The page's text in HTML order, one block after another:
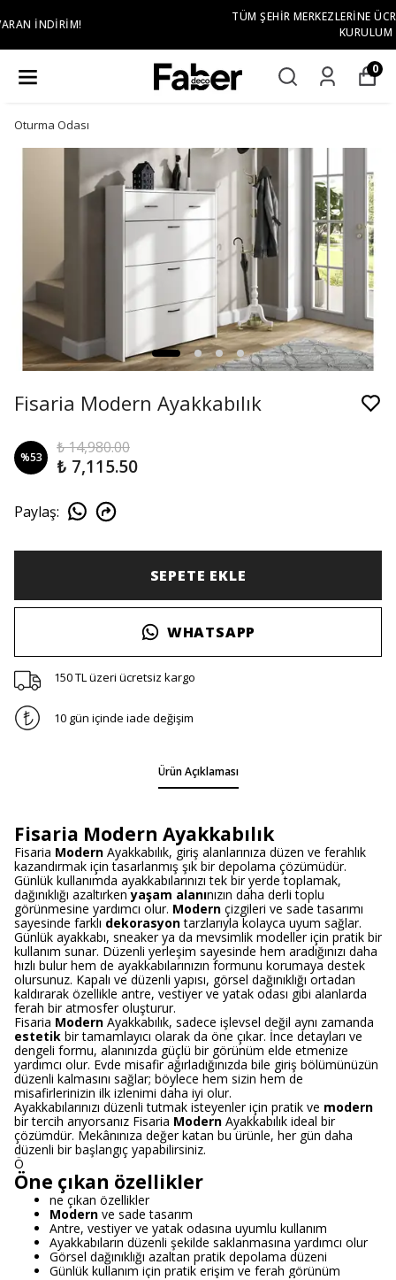
TÜM ŞEHIR MERKEZLERINE ÜCRETSIZ TESLIMAT VE
0
Oturma Odası
Fisaria Modern Ayakkabılık
%53
₺ 14,980.00
₺ 7,115.50
Paylaş:
SEPETE EKLE
WHATSAPP
150 TL üzeri ücretsiz kargo
10 gün içinde iade değişim
Ürün Açıklaması
Fisaria Modern Ayakkabılık
Fisaria Modern Ayakkabılık, giriş alanlarınıza düzen ve ferahlık
kazandırmak için tasarlanmış şık bir depolama çözümüdür.
Günlük kullanımda ayakkabılarınızı tek bir yerde toplamak,
dağınıklığı azaltırkenyaşam alanınızın daha derli toplu
görünmesine yardımcı olur. Modern çizgileri ve sade tasarımı
sayesinde farklı dekorasyontarzlarıyla kolayca uyum sağlar.
Günlük ayakkabı, sneaker ya da mevsimlik modeller için pratik bir
kullanım sunar. Düzenli yerleşim sayesinde hem aradığınızı daha
hızlı bulur hem de ayakkabılarınızın formunu korumaya destek
olursunuz. Kapalı ve düzenli yapısı, görsel dağınıklığı ortadan
kaldırarak özellikle antre, vestiyer ve yatak odası gibi alanlarda
ferah bir atmosfer oluşturur.
Fisaria Modern Ayakkabılık, sadece işlevsel değil aynı zamanda
estetik bir tamamlayıcı olarak da öne çıkar. İnce detayları ve
dengeli formu, alanınızda güçlü bir görünüm elde etmenize
yardımcı olur. Evde misafir ağırladığınızda bile giriş bölümünüzün
düzenli kalmasını sağlar; böylece hem sizin hem de
misafirlerinizin ilk izlenimi daha iyi olur.
Ayakkabılarınızı düzenli tutmak isteyenler için pratik ve modern
bir tercih arıyorsanız Fisaria Modern Ayakkabılık ideal bir
çözümdür. Mekânınıza değer katan bu ürünle, her gün daha
düzenli bir başlangıç yapabilirsiniz.
Ö
Öne çıkan özellikler
ne çıkan özellikler
Modern ve sade tasarım
Antre, vestiyer ve yatak odasına uyumlu kullanım
Ayakkabıların düzenli şekilde saklanmasına yardımcı olur
Görsel dağınıklığı azaltan pratik depolama düzeni
Günlük kullanım için pratik erişim ve ferah görünüm